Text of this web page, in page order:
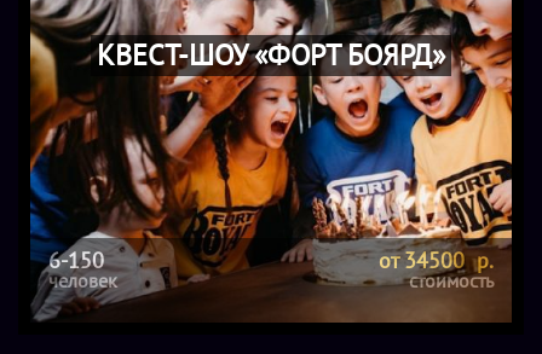
КВЕСТ-ШОУ «ФОРТ БОЯРД»
6-150
человек
от 34500 р.
стоимость